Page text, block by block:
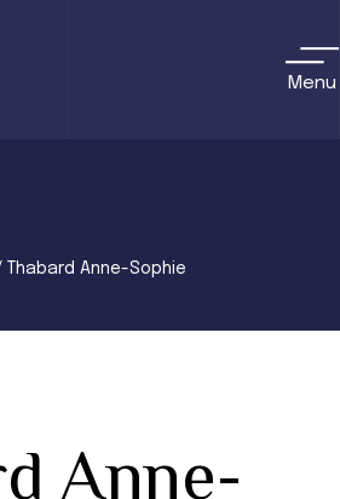
Menu
Thabard Anne-Sophie